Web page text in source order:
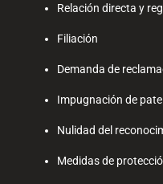
Relación directa y
Filiación
Demanda de
Impugnación de
Nulidad del
Medidas de